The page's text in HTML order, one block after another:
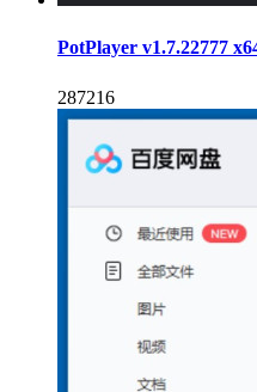
PotPlayer v1.7.22777
287216